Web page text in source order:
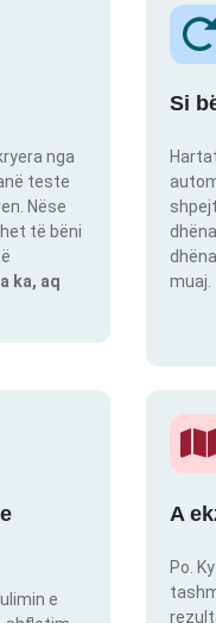
nga
teste
Nëse
të bëni
ka, aq
Si
muaj.
e
A
Po.